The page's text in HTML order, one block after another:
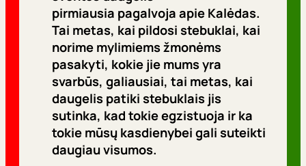
pirmiausia pagalvoja apie Kalėdas.
Tai metas, kai pildosi stebuklai, kai
norime mylimiems žmonėms
pasakyti, kokie jie mums yra
svarbūs, galiausiai, tai metas, kai
daugelis patiki stebuklais jis
sutinka, kad tokie egzistuoja ir ka
tokie mūsų kasdienybei gali suteikti
daugiau visumos.